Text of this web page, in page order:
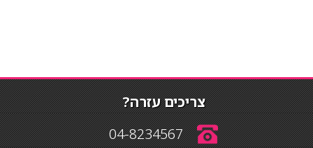
צריכים עזרה?
04-8234567